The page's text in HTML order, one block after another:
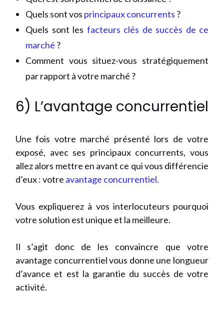
Quels sont vos principaux concurrents ?
Quels sont les facteurs clés de succès de ce
marché ?
Comment vous situez-vous stratégiquement
par rapport à votre marché ?
6) L’avantage concurrentiel
Une fois votre marché présenté lors de votre
exposé, avec ses principaux concurrents, vous
allez alors mettre en avant ce qui vous différencie
d’eux : votre avantage concurrentiel.
Vous expliquerez à vos interlocuteurs pourquoi
votre solution est unique et la meilleure.
Il s’agit donc de les convaincre que votre
avantage concurrentiel vous donne une longueur
d’avance et est la garantie du succès de votre
activité.